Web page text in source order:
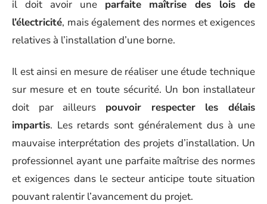
il doit avoir une parfaite maîtrise des lois de
l’électricité, mais également des normes et exigences
relatives à l’installation d’une borne.
Il est ainsi en mesure de réaliser une étude technique
sur mesure et en toute sécurité. Un bon installateur
doit par ailleurs pouvoir respecter les délais
impartis. Les retards sont généralement dus à une
mauvaise interprétation des projets d’installation. Un
professionnel ayant une parfaite maîtrise des normes
et exigences dans le secteur anticipe toute situation
pouvant ralentir l’avancement du projet.